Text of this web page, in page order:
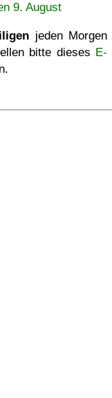
9. August
jeden Morgen
bitte dieses E-